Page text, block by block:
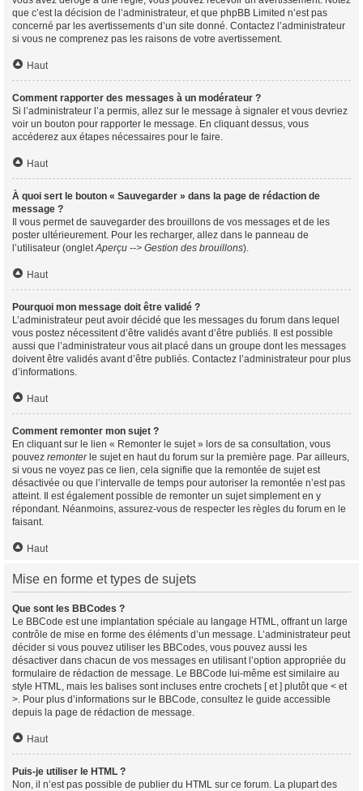
que c’est la décision de l’administrateur, et que phpBB Limited n’est pas
concerné par les avertissements d’un site donné. Contactez l’administrateur
si vous ne comprenez pas les raisons de votre avertissement.
Haut
Comment rapporter des messages à un modérateur ?
Si l’administrateur l’a permis, allez sur le message à signaler et vous devriez
voir un bouton pour rapporter le message. En cliquant dessus, vous
accéderez aux étapes nécessaires pour le faire.
Haut
À quoi sert le bouton « Sauvegarder » dans la page de rédaction de
message ?
Il vous permet de sauvegarder des brouillons de vos messages et de les
poster ultérieurement. Pour les recharger, allez dans le panneau de
l’utilisateur (ongletAperçu --> Gestion des brouillons).
Haut
Pourquoi mon message doit être validé ?
L’administrateur peut avoir décidé que les messages du forum dans lequel
vous postez nécessitent d’être validés avant d’être publiés. Il est possible
aussi que l’administrateur vous ait placé dans un groupe dont les messages
doivent être validés avant d’être publiés. Contactez l’administrateur pour plus
d’informations.
Haut
Comment remonter mon sujet ?
En cliquant sur le lien « Remonter le sujet » lors de sa consultation, vous
pouvez remonterle sujet en haut du forum sur la première page. Par ailleurs,
si vous ne voyez pas ce lien, cela signifie que la remontée de sujet est
désactivée ou que l’intervalle de temps pour autoriser la remontée n’est pas
atteint. Il est également possible de remonter un sujet simplement en y
répondant. Néanmoins, assurez-vous de respecter les règles du forum en le
faisant.
Haut
Mise en forme et types de sujets
Que sont les BBCodes ?
Le BBCode est une implantation spéciale au langage HTML, offrant un large
contrôle de mise en forme des éléments d’un message. L’administrateur peut
décider si vous pouvez utiliser les BBCodes, vous pouvez aussi les
désactiver dans chacun de vos messages en utilisant l’option appropriée du
formulaire de rédaction de message. Le BBCode lui-même est similaire au
style HTML, mais les balises sont incluses entre crochets [ et ] plutôt que < et
>. Pour plus d’informations sur le BBCode, consultez le guide accessible
depuis la page de rédaction de message.
Haut
Puis-je utiliser le HTML ?
Non, il n’est pas possible de publier du HTML sur ce forum. La plupart des